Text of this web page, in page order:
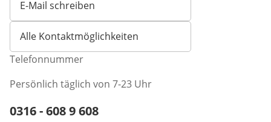
E-Mail schreiben
Öffnet E-Mail-Client
Alle Kontaktmöglichkeiten
Telefonnummer
Persönlich täglich von 7-23 Uhr
Telefonnummer:
0316 - 608 9 608